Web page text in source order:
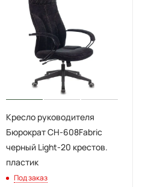
Кресло руководителя
Бюрократ CH-608Fabric
черный Light-20 крестов.
пластик
Под заказ